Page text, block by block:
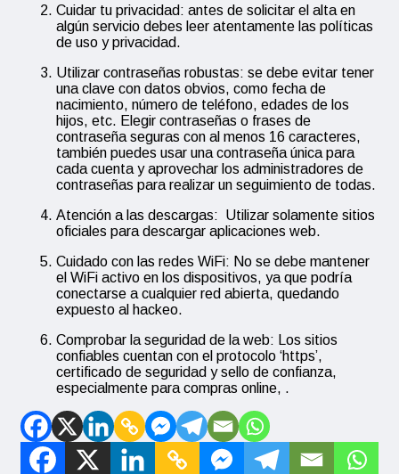
Cuidar tu privacidad: antes de solicitar el alta en
algún servicio debes leer atentamente las políticas
de uso y privacidad.
Utilizar contraseñas robustas: se debe evitar tener
una clave con datos obvios, como fecha de
nacimiento, número de teléfono, edades de los
hijos, etc. Elegir contraseñas o frases de
contraseña seguras con al menos 16 caracteres,
también puedes usar una contraseña única para
cada cuenta y aprovechar los administradores de
contraseñas para realizar un seguimiento de todas.
Atención a las descargas: Utilizar solamente sitios
oficiales para descargar aplicaciones web.
Cuidado con las redes WiFi: No se debe mantener
el WiFi activo en los dispositivos, ya que podría
conectarse a cualquier red abierta, quedando
expuesto al hackeo.
Comprobar la seguridad de la web: Los sitios
confiables cuentan con el protocolo ‘https’,
certificado de seguridad y sello de confianza,
especialmente para compras online, .